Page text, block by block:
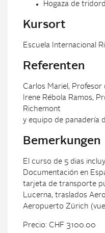
Hogaza de
Kursort
Escuela Internacional
Referenten
Carlos Mariel, Profesor
Irene Rébola Ramos,
Richemont
y equipo de panadería
Bemerkungen
El curso de 5 dias
Documentación en
tarjeta de transporte
Lucerna, traslados
Aeropuerto Zürich
Precio: CHF 3100.00